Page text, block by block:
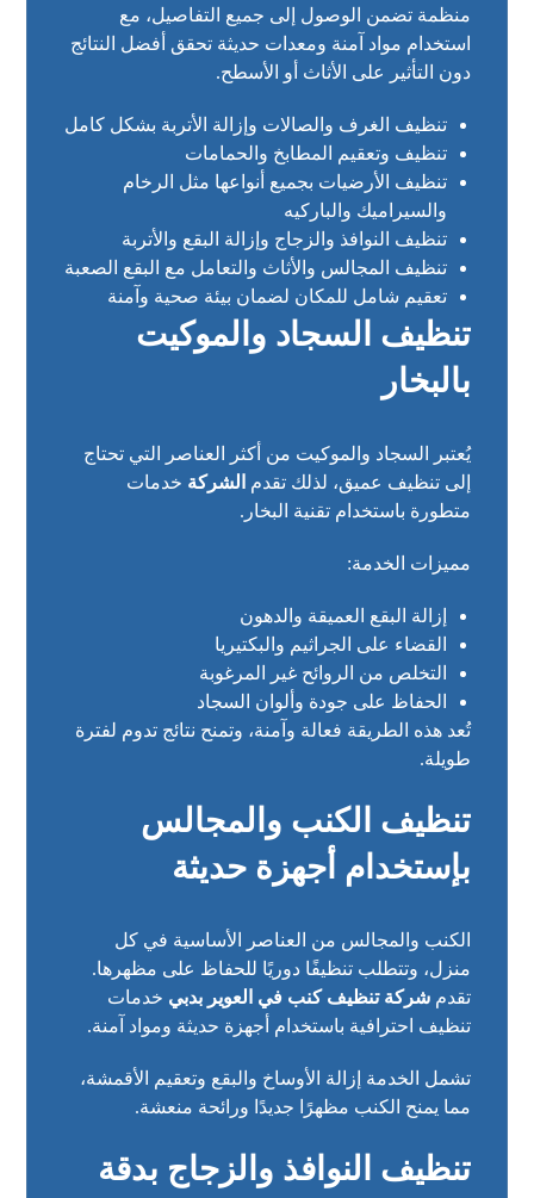
منظمة تضمن الوصول إلى جميع التفاصيل، مع
استخدام مواد آمنة ومعدات حديثة تحقق أفضل النتائج
دون التأثير على الأثاث أو الأسطح.
تنظيف الغرف والصالات وإزالة الأتربة بشكل كامل
تنظيف وتعقيم المطابخ والحمامات
تنظيف الأرضيات بجميع أنواعها مثل الرخام
والسيراميك والباركيه
تنظيف النوافذ والزجاج وإزالة البقع والأتربة
تنظيف المجالس والأثاث والتعامل مع البقع الصعبة
تعقيم شامل للمكان لضمان بيئة صحية وآمنة
تنظيف السجاد والموكيت
بالبخار
يُعتبر السجاد والموكيت من أكثر العناصر التي تحتاج
إلى تنظيف عميق، لذلك تقدم الشركة خدمات
متطورة باستخدام تقنية البخار.
مميزات الخدمة:
إزالة البقع العميقة والدهون
القضاء على الجراثيم والبكتيريا
التخلص من الروائح غير المرغوبة
الحفاظ على جودة وألوان السجاد
تُعد هذه الطريقة فعالة وآمنة، وتمنح نتائج تدوم لفترة
طويلة.
تنظيف الكنب والمجالس
بإستخدام أجهزة حديثة
الكنب والمجالس من العناصر الأساسية في كل
منزل، وتتطلب تنظيفًا دوريًا للحفاظ على مظهرها.
تقدمشركة تنظيف كنب في العوير بدبي خدمات
تنظيف احترافية باستخدام أجهزة حديثة ومواد آمنة.
تشمل الخدمة إزالة الأوساخ والبقع وتعقيم الأقمشة،
مما يمنح الكنب مظهرًا جديدًا ورائحة منعشة.
تنظيف النوافذ والزجاج بدقة